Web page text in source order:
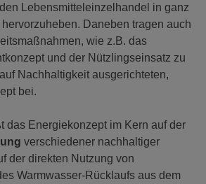
Lebensmitteleinzelhandel in ganz
Daneben tragen auch
wie z.B. das
und der Nützlingseinsatz zu
Nachhaltigkeit ausgerichteten,
bei.
das Energiekonzept im Kern auf der
verschiedener nachhaltiger
der direkten Nutzung von
Warmwasser-Rücklaufs aus dem